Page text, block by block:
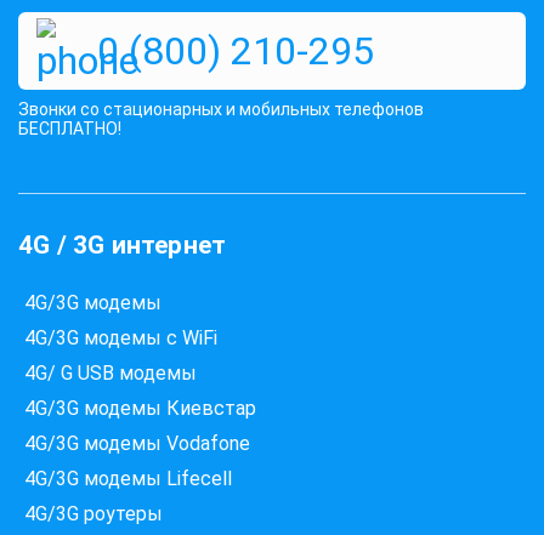
0 (800) 210-295
Звонки со стационарных и мобильных телефонов
БЕСПЛАТНО!
4G / 3G интернет
4G/3G модемы
4G/3G модемы с WiFi
4G/ G USB модемы
4G/3G модемы Киевстар
4G/3G модемы Vodafone
4G/3G модемы Lifecell
4G/3G роутеры